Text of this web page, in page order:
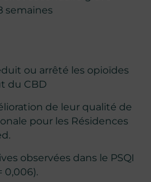
semaines
ou arrêté les opioïdes
du CBD
de leur qualité de
pour les Résidences
observées dans le PSQI
0,006).